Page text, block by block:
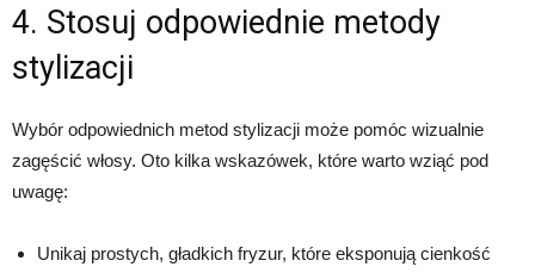
4. Stosuj odpowiednie metody
stylizacji
Wybór odpowiednich metod stylizacji może pomóc wizualnie
zagęścić włosy. Oto kilka wskazówek, które warto wziąć pod
uwagę:
Unikaj prostych, gładkich fryzur, które eksponują cienkość